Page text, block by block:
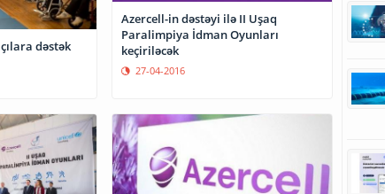
Azercell-in dəstəyi ilə II Uşaq
Paralimpiya İdman Oyunları
keçiriləcək
27-04-2016